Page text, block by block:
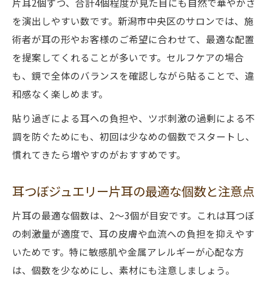
を演出しやすい数です。新潟市中央区のサロンでは、施
術者が耳の形やお客様のご希望に合わせて、最適な配置
を提案してくれることが多いです。セルフケアの場合
も、鏡で全体のバランスを確認しながら貼ることで、違
和感なく楽しめます。
貼り過ぎによる耳への負担や、ツボ刺激の過剰による不
調を防ぐためにも、初回は少なめの個数でスタートし、
慣れてきたら増やすのがおすすめです。
耳つぼジュエリー片耳の最適な個数と注意点
片耳の最適な個数は、2～3個が目安です。これは耳つぼ
の刺激量が適度で、耳の皮膚や血流への負担を抑えやす
いためです。特に敏感肌や金属アレルギーが心配な方
は、個数を少なめにし、素材にも注意しましょう。